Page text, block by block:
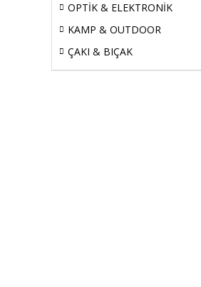
OPTİK & ELEKTRONİK
KAMP & OUTDOOR
ÇAKI & BIÇAK